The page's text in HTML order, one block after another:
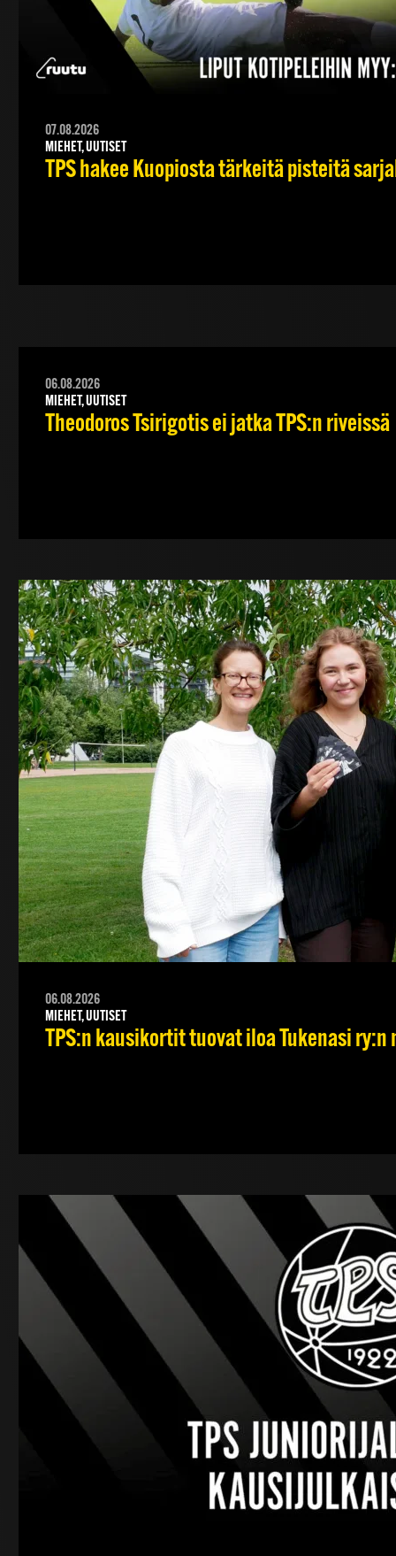
07.08.2026
MIEHET, UUTISET
TPS hakee Kuopiosta tärkeitä pisteitä
06.08.2026
MIEHET, UUTISET
Theodoros Tsirigotis ei jatka TPS:n riveissä
06.08.2026
MIEHET, UUTISET
TPS:n kausikortit tuovat iloa Tukenasi